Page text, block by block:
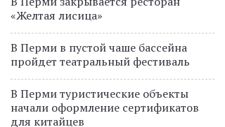
«Желтая лисица»
В Перми в пустой чаше бассейна
пройдет театральный фестиваль
В Перми туристические объекты
начали оформление сертификатов
для китайцев